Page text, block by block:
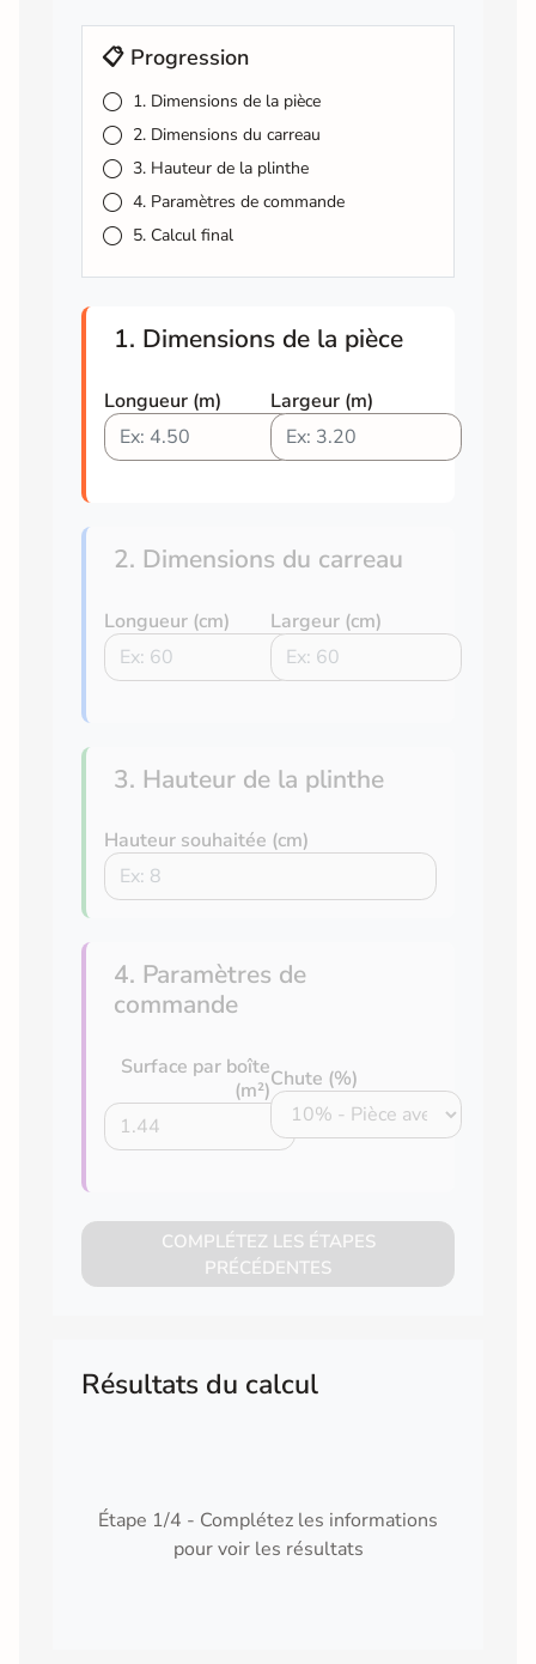
📋 Progression
1. Dimensions de la pièce
2. Dimensions du carreau
3. Hauteur de la plinthe
4. Paramètres de commande
5. Calcul final
1. Dimensions de la pièce
Longueur (m) Largeur (m)
2. Dimensions du carreau
Longueur (cm) Largeur (cm)
3. Hauteur de la plinthe
Hauteur souhaitée (cm)
4. Paramètres de
commande
Surface par boîte
(m²)Chute (%)
COMPLÉTEZ LES ÉTAPES
PRÉCÉDENTES
Résultats du calcul
Étape 1/4 - Complétez les informations
pour voir les résultats